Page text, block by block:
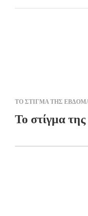
ΤΟ ΣΤΙΓΜΑ ΤΗΣ
Το στίγμα